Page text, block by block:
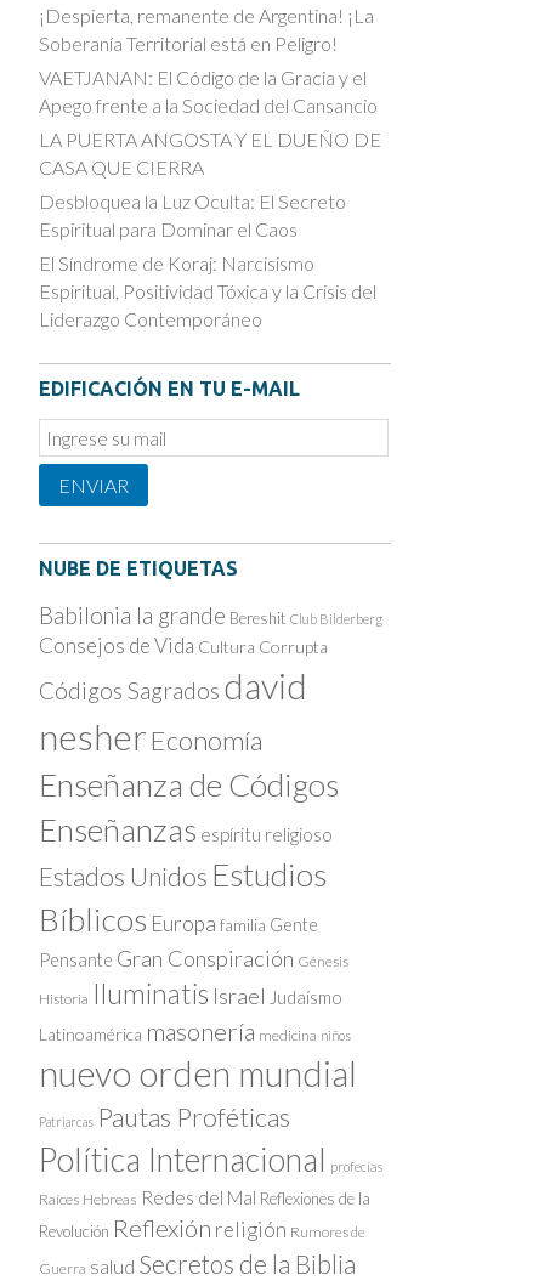
¡Despierta, remanente de Argentina! ¡La
Soberanía Territorial está en Peligro!
VAETJANAN: El Código de la Gracia y el
Apego frente a la Sociedad del Cansancio
LA PUERTA ANGOSTA Y EL DUEÑO DE
CASA QUE CIERRA
Desbloquea la Luz Oculta: El Secreto
Espiritual para Dominar el Caos
El Síndrome de Koraj: Narcisismo
Espiritual, Positividad Tóxica y la Crisis del
Liderazgo Contemporáneo
EDIFICACIÓN EN TU E-MAIL
Email
Subscription
ENVIAR
NUBE DE ETIQUETAS
Babilonia la grande Bereshit Club Bilderberg
Consejos de Vida Cultura Corrupta
Códigos Sagrados david
nesher Economía
Enseñanza de Códigos
Enseñanzas espíritu religioso
Estados Unidos Estudios
Bíblicos Europa familia Gente
Pensante Gran Conspiración Génesis
Historia Iluminatis Israel Judaísmo
Latinoamérica masonería medicina niños
nuevo orden mundial
Patriarcas Pautas Proféticas
Política Internacional profecías
Raíces Hebreas Redes del Mal Reflexiones de la
Revolución Reflexión religión Rumores de
Guerra salud Secretos de la Biblia